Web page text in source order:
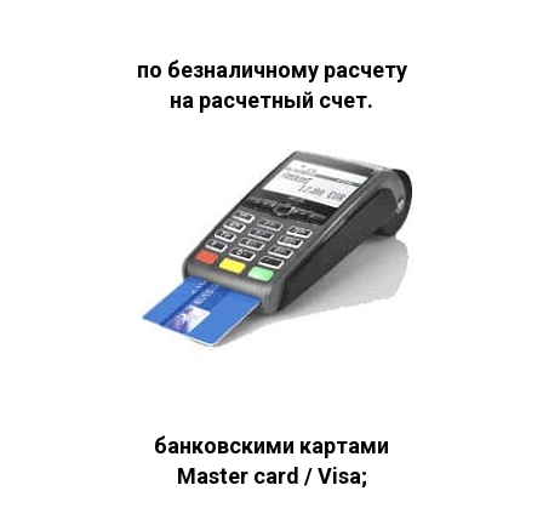
по безналичному расчету
на расчетный счет.
банковскими картами
Master card / Visa;